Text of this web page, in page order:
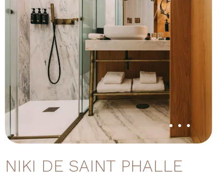
NIKI DE SAINT PHALLE